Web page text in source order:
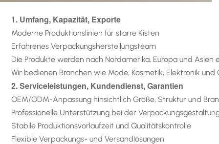
1. Umfang, Kapazität, Exporte
Moderne Produktionslinien für starre Kisten
Erfahrenes Verpackungsherstellungsteam
Die Produkte werden nach Nordamerika, Europa und Asien
Wir bedienen Branchen wie Mode, Kosmetik, Elektronik
2. Serviceleistungen, Kundendienst, Garantien
OEM/ODM-Anpassung hinsichtlich Größe, Struktur und
Professionelle Unterstützung bei der
Stabile Produktionsvorlaufzeit und Qualitätskontrolle
Flexible Verpackungs- und Versandlösungen